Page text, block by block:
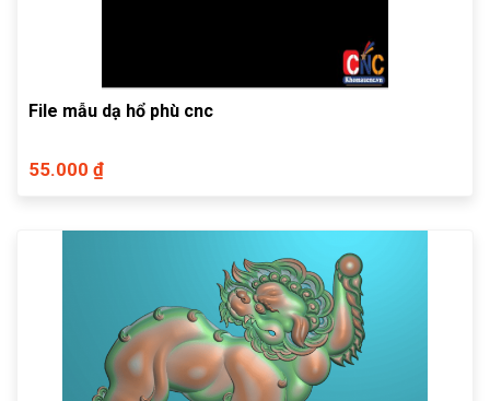
File mẫu dạ hổ phù cnc
55.000 ₫